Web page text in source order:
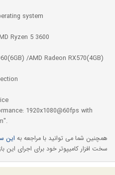
system
Ryzen 5 3600
/AMD Radeon RX570(4GB)
1920x1080@60fps with
همچنین شما می توانید با مراجعه به این
سخت افزار کامیپوتر خود برای اجرای